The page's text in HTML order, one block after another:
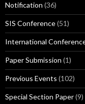
Notification (36)
SIS Conference(51)
International
Paper Submission (1)
Previous Events (102)
Special Section Paper(9)